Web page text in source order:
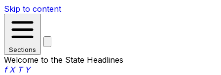
Skip to content
Sections
Welcome to the State Headlines
f X T Y